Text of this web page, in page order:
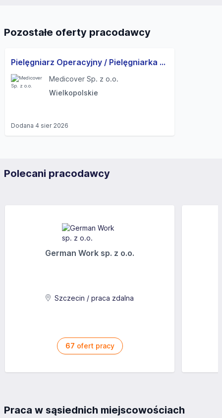
Pozostałe oferty pracodawcy
Pielęgniarz Operacyjny / Pielęgniarka Operacyjna
Medicover Sp. z o.o.
Wielkopolskie
Dodana 4 sier 2026
Polecani pracodawcy
German Work sp. z o.o.
Szczecin / praca zdalna
67 ofert pracy
Praca w sąsiednich miejscowościach